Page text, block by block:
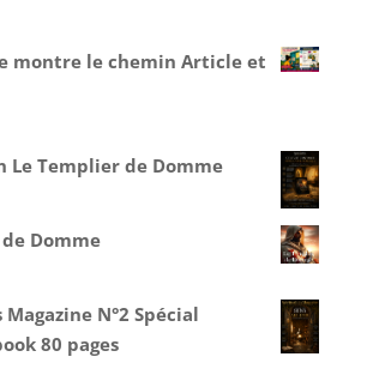
montre le chemin Article et
Le Templier de Domme
Domme
N°2 Spécial
80 pages